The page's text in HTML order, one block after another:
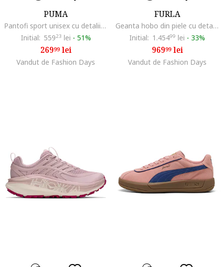
PUMA
Pantofi sport unisex cu detalii din piele intoarsa ecologica 180, Gri/Roz somon
Initial: 55923 lei - 51%
26999lei
Vandut de Fashion Days
FURLA
Geanta hobo din piele cu detaliu metalic Goccia, Bleumarin
Initial: 1.45499 lei - 33%
96999lei
Vandut de Fashion Days